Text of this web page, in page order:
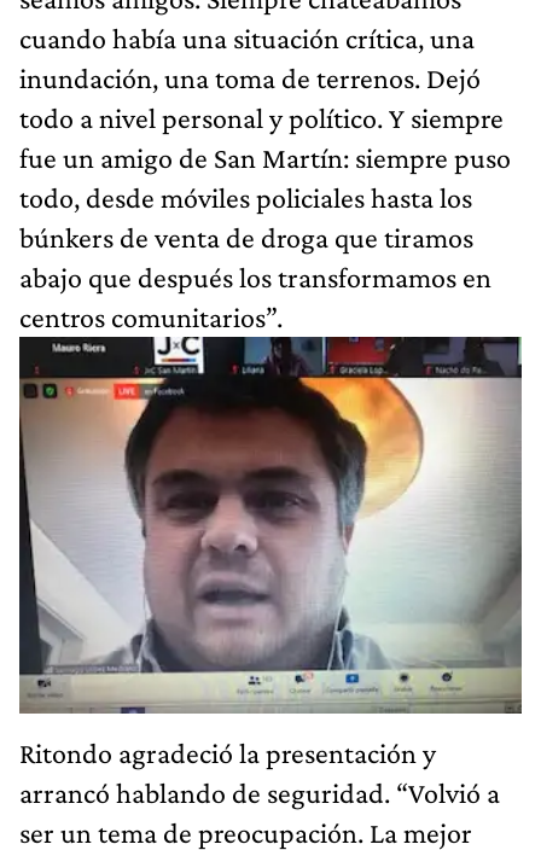
cuando había una situación crítica, una
inundación, una toma de terrenos. Dejó
todo a nivel personal y político. Y siempre
fue un amigo de San Martín: siempre puso
todo, desde móviles policiales hasta los
búnkers de venta de droga que tiramos
abajo que después los transformamos en
centros comunitarios”.
Ritondo agradeció la presentación y
arrancó hablando de seguridad. “Volvió a
ser un tema de preocupación. La mejor